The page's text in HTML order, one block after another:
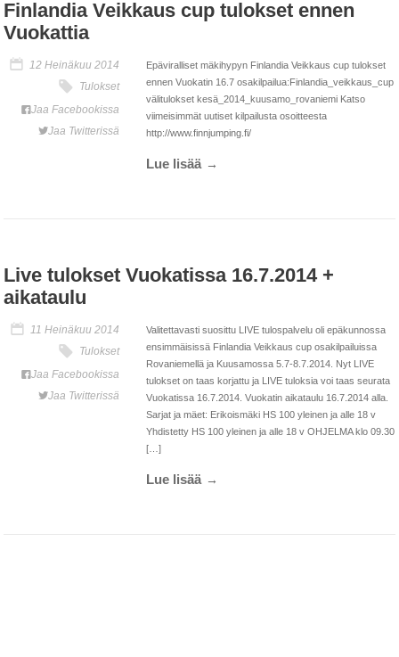
Finlandia Veikkaus cup tulokset ennen
Vuokattia
12 Heinäkuu 2014
Tulokset
Jaa Facebookissa
Jaa Twitterissä
Epäviralliset mäkihypyn Finlandia Veikkaus cup tulokset
ennen Vuokatin 16.7 osakilpailua:Finlandia_veikkaus_cup
välitulokset kesä_2014_kuusamo_rovaniemi Katso
viimeisimmät uutiset kilpailusta osoitteesta
http://www.finnjumping.fi/
Lue lisää
Live tulokset Vuokatissa 16.7.2014 +
aikataulu
11 Heinäkuu 2014
Tulokset
Jaa Facebookissa
Jaa Twitterissä
Valitettavasti suosittu LIVE tulospalvelu oli epäkunnossa
ensimmäisissä Finlandia Veikkaus cup osakilpailuissa
Rovaniemellä ja Kuusamossa 5.7-8.7.2014. Nyt LIVE
tulokset on taas korjattu ja LIVE tuloksia voi taas seurata
Vuokatissa 16.7.2014. Vuokatin aikataulu 16.7.2014 alla.
Sarjat ja mäet: Erikoismäki HS 100 yleinen ja alle 18 v
Yhdistetty HS 100 yleinen ja alle 18 v OHJELMA klo 09.30
[…]
Lue lisää